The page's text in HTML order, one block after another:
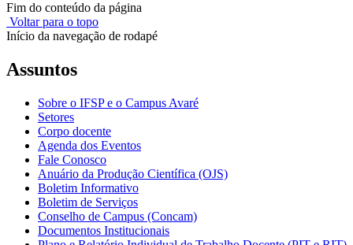
Fim do conteúdo da página
Voltar para o topo
Início da navegação de rodapé
Assuntos
Sobre o IFSP e o Campus Avaré
Setores
Corpo docente
Agenda dos Eventos
Fale Conosco
Anuário da Produção Científica (OJS)
Boletim Informativo
Boletim de Serviços
Conselho de Campus (Concam)
Documentos Institucionais